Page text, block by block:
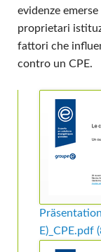
evidenze
proprietari
fattori che
contro un CPE.
E)_CPE.pdf